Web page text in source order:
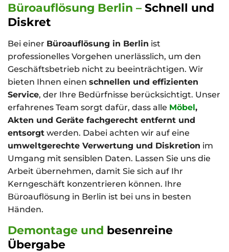
Büroauflösung Berlin – Schnell und
Diskret
Bei einer Büroauflösung in Berlin ist
professionelles Vorgehen unerlässlich, um den
Geschäftsbetrieb nicht zu beeinträchtigen. Wir
bieten Ihnen einen schnellen und effizienten
Service, der Ihre Bedürfnisse berücksichtigt. Unser
erfahrenes Team sorgt dafür, dass alle Möbel,
Akten und Geräte fachgerecht entfernt und
entsorgt werden. Dabei achten wir auf eine
umweltgerechte Verwertung und Diskretion im
Umgang mit sensiblen Daten. Lassen Sie uns die
Arbeit übernehmen, damit Sie sich auf Ihr
Kerngeschäft konzentrieren können. Ihre
Büroauflösung in Berlin ist bei uns in besten
Händen.
Demontage und besenreine
Übergabe
Umzugsservices
Kosten